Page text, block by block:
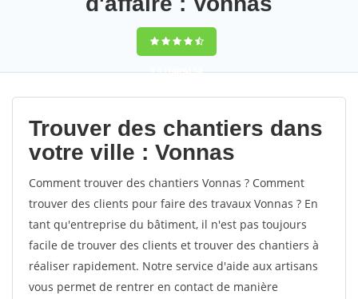
9,5(100%)58
votes
Trouver des chantiers dans
votre ville : Vonnas
Comment trouver des chantiers Vonnas ? Comment
trouver des clients pour faire des travaux Vonnas ? En
tant qu'entreprise du bâtiment, il n'est pas toujours
facile de trouver des clients et trouver des chantiers à
réaliser rapidement. Notre service d'aide aux artisans
vous permet de rentrer en contact de manière